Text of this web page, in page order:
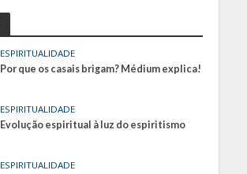
ESPIRITUALIDADE
Por que os casais brigam? Médium explica!
ESPIRITUALIDADE
Evolução espiritual à luz do espiritismo
ESPIRITUALIDADE